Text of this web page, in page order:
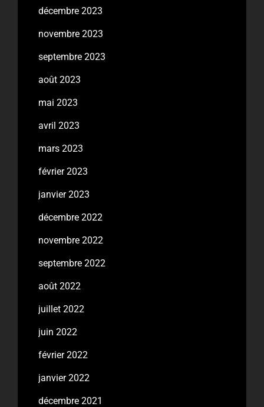
décembre 2023
novembre 2023
septembre 2023
août 2023
mai 2023
avril 2023
mars 2023
février 2023
janvier 2023
décembre 2022
novembre 2022
septembre 2022
août 2022
juillet 2022
juin 2022
février 2022
janvier 2022
décembre 2021